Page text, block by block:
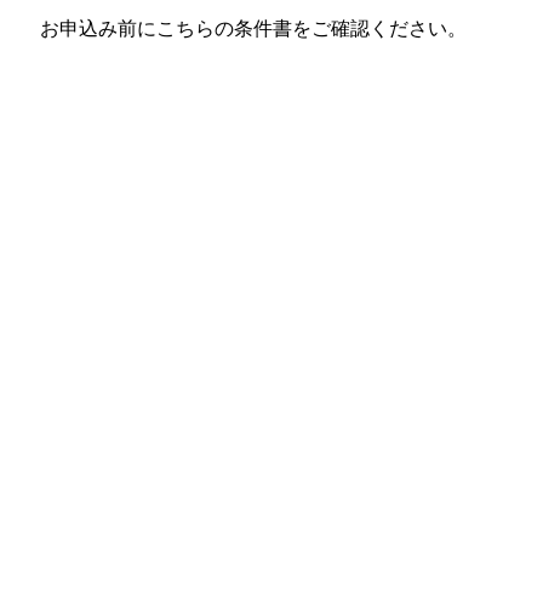
お申込み前にこちらの条件書をご確認ください。